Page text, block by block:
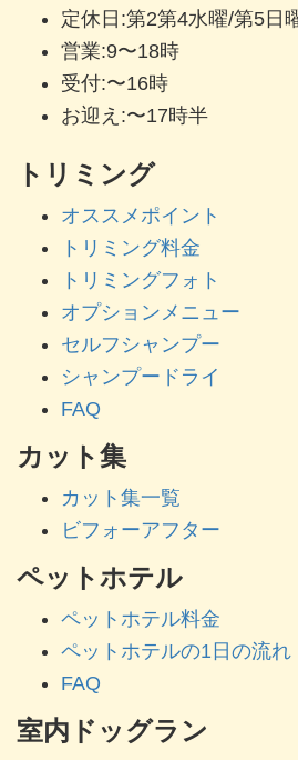
定休日:第2第4水曜/第5日
営業:9〜18時
受付:〜16時
お迎え:〜17時半
トリミング
オススメポイント
トリミング料金
トリミングフォト
オプションメニュー
セルフシャンプー
シャンプードライ
FAQ
カット集
カット集一覧
ビフォーアフター
ペットホテル
ペットホテル料金
ペットホテルの1日の流れ
FAQ
室内ドッグラン